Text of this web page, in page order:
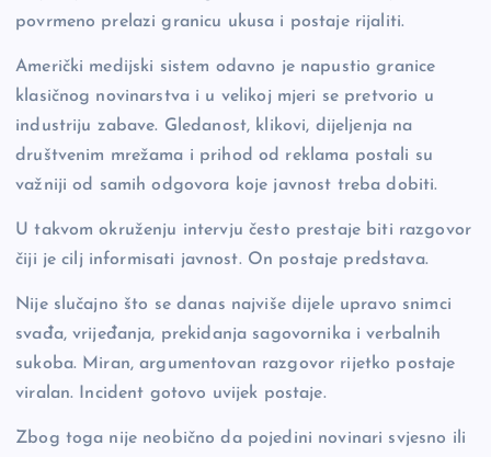
povrmeno prelazi granicu ukusa i postaje rijaliti.
Američki medijski sistem odavno je napustio granice
klasičnog novinarstva i u velikoj mjeri se pretvorio u
industriju zabave. Gledanost, klikovi, dijeljenja na
društvenim mrežama i prihod od reklama postali su
važniji od samih odgovora koje javnost treba dobiti.
U takvom okruženju intervju često prestaje biti razgovor
čiji je cilj informisati javnost. On postaje predstava.
Nije slučajno što se danas najviše dijele upravo snimci
svađa, vrijeđanja, prekidanja sagovornika i verbalnih
sukoba. Miran, argumentovan razgovor rijetko postaje
viralan. Incident gotovo uvijek postaje.
Zbog toga nije neobično da pojedini novinari svjesno ili